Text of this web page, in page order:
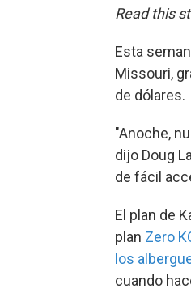
Read this
Esta
Missouri,
de dólares.
"Anoche,
dijo Doug
de fácil
El plan de
plan Zero
los
cuando